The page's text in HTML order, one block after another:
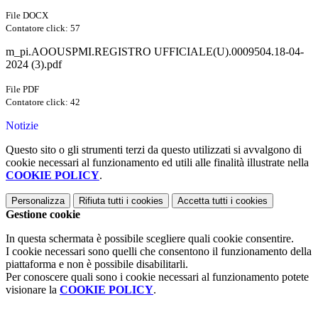
File DOCX
Contatore click: 57
m_pi.AOOUSPMI.REGISTRO UFFICIALE(U).0009504.18-04-
2024 (3).pdf
File PDF
Contatore click: 42
Notizie
Questo sito o gli strumenti terzi da questo utilizzati si avvalgono di
cookie necessari al funzionamento ed utili alle finalità illustrate nella
COOKIE POLICY.
Personalizza Rifiuta tutti i cookies Accetta tutti i cookies
Gestione cookie
In questa schermata è possibile scegliere quali cookie consentire.
I cookie necessari sono quelli che consentono il funzionamento della
piattaforma e non è possibile disabilitarli.
Per conoscere quali sono i cookie necessari al funzionamento potete
visionare la COOKIE POLICY.